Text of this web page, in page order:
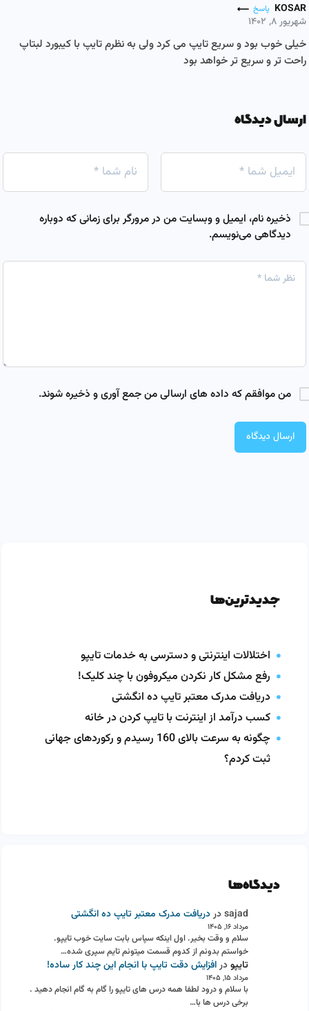
KOSAR پاسخ
شهریور ۸, ۱۴۰۲
خیلی خوب بود و سریع تایپ می کرد ولی به نظرم تایپ با کیبورد لبتاپ
راحت تر و سریع تر خواهد بود
ارسال دیدگاه
ذخیره نام، ایمیل و وبسایت من در مرورگر برای زمانی که دوباره
دیدگاهی می‌نویسم.
من موافقم که داده های ارسالی من جمع آوری و ذخیره شوند.
جدیدترین‌ها
اختلالات اینترنتی و دسترسی به خدمات تایپو
رفع مشکل کار نکردن میکروفون با چند کلیک!
دریافت مدرک معتبر تایپ ده انگشتی
کسب درآمد از اینترنت با تایپ کردن در خانه
چگونه به سرعت بالای 160 رسیدم و رکوردهای جهانی
ثبت کردم؟
دیدگاه‌ها
sajadدردریافت مدرک معتبر تایپ ده انگشتی
مرداد ۱۶, ۱۴۰۵
سلام و وقت بخیر. اول اینکه سپاس بابت سایت خوب تایپو.
خواستم بدونم از کدوم قسمت میتونم تایم سپری شده…
تایپودرافزایش دقت تایپ با انجام این چند کار ساده!
مرداد ۱۵, ۱۴۰۵
با سلام و درود لطفا همه درس های تایپو را گام به گام انجام دهید .
برخی درس ها با…